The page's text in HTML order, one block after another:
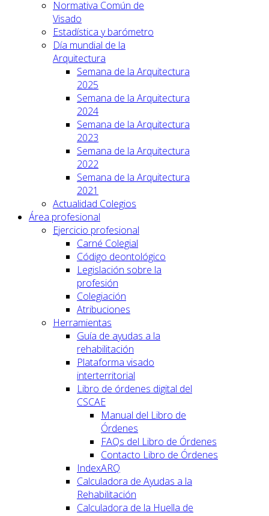
Normativa Común de
Visado
Estadística y barómetro
Día mundial de la
Arquitectura
Semana de la Arquitectura
2025
Semana de la Arquitectura
2024
Semana de la Arquitectura
2023
Semana de la Arquitectura
2022
Semana de la Arquitectura
2021
Actualidad Colegios
Área profesional
Ejercicio profesional
Carné Colegial
Código deontológico
Legislación sobre la
profesión
Colegiación
Atribuciones
Herramientas
Guía de ayudas a la
rehabilitación
Plataforma visado
interterritorial
Libro de órdenes digital del
CSCAE
Manual del Libro de
Órdenes
FAQs del Libro de Órdenes
Contacto Libro de Órdenes
IndexARQ
Calculadora de Ayudas a la
Rehabilitación
Calculadora de la Huella de